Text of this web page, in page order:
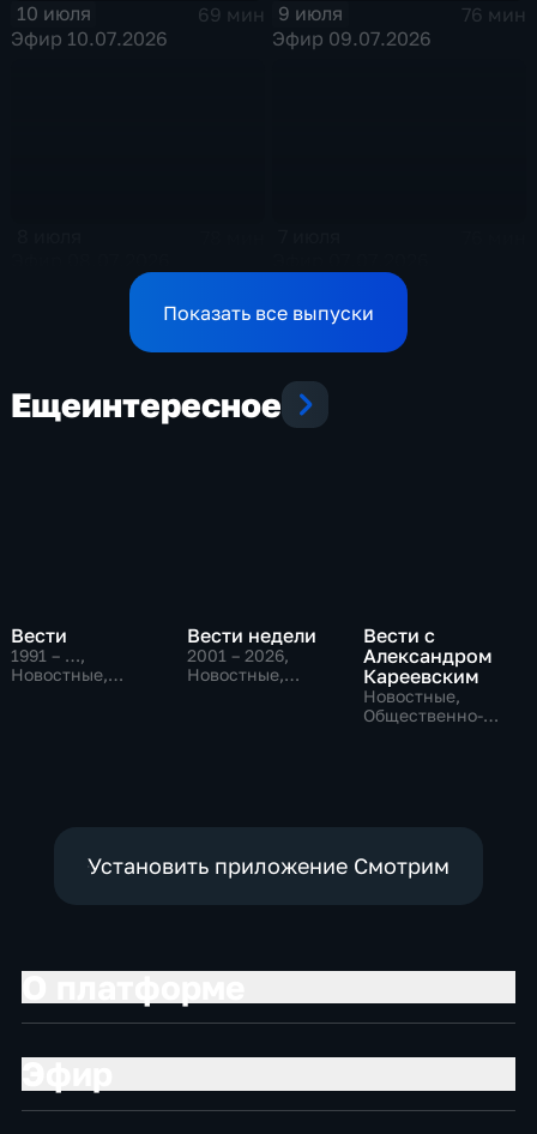
10 июля
69 мин
Эфир 10.07.2026
9 июля
76 мин
Эфир 09.07.2026
Показать все выпуски
Ещеинтересное
Вести
1991 – …,
Новостные,
Вести недели
2001 – 2026,
Новостные,
Вести с
Александром
Кареевским
Новостные,
Общественно-
Установить приложение Смотрим